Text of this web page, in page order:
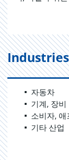
Industries
자동차
기계, 장비
소비자, 애
기타 산업